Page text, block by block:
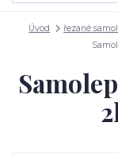
Úvod řezané